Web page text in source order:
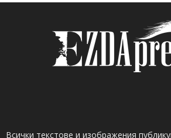
Всички текстове и изображения